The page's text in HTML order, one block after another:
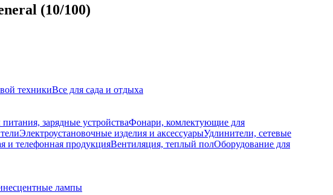
(10/100)
техникиВсе для сада и отдыха
зарядные устройстваФонари, комлектующие для
Электроустановочные изделия и аксессуарыУдлинители, сетевые
и телефонная продукцияВентиляция, теплый полОборудование для
лампы